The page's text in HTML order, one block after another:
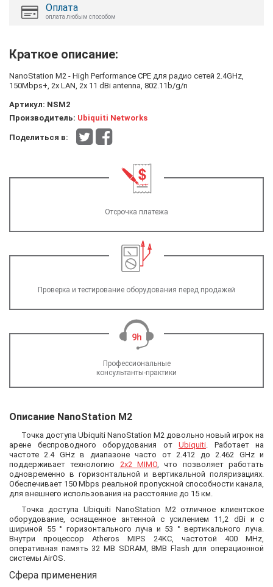
Оплата
оплата любым способом
Краткое описание:
NanoStation M2 - High Performance CPE для радио сетей 2.4GHz,
150Mbps+, 2x LAN, 2x 11 dBi antenna, 802.11b/g/n
Артикул: NSM2
Производитель: Ubiquiti Networks
Поделиться в:
Отсрочка платежа
Проверка и тестирование оборудования перед продажей
Профессиональные
консультанты-практики
Описание NanoStation M2
Точка доступа Ubiquiti NanoStation M2довольно новый игрок на
арене беспроводного оборудования от Ubiquiti. Работает на
частоте 2.4 GHz в диапазоне часто от 2.412 до 2.462 GHz и
поддерживает технологию 2х2 MIMO, что позволяет работать
одновременно в горизонтальной и вертикальной поляризациях.
Обеспечивает 150 Mbps реальной пропускной способности канала,
для внешнего использования на расстояние до 15 км.
Точка доступа Ubiquiti NanoStation M2 отличное клиентское
оборудование, оснащенное антенной с усилением 11,2 dBi и с
шириной 55 ° горизонтального луча и 53 ° вертикального луча.
Внутри процессор Atheros MIPS 24KC, частотой 400 MHz,
оперативная память 32 МB SDRAM, 8MB Flash для операционной
системы AirOS.
Сфера применения